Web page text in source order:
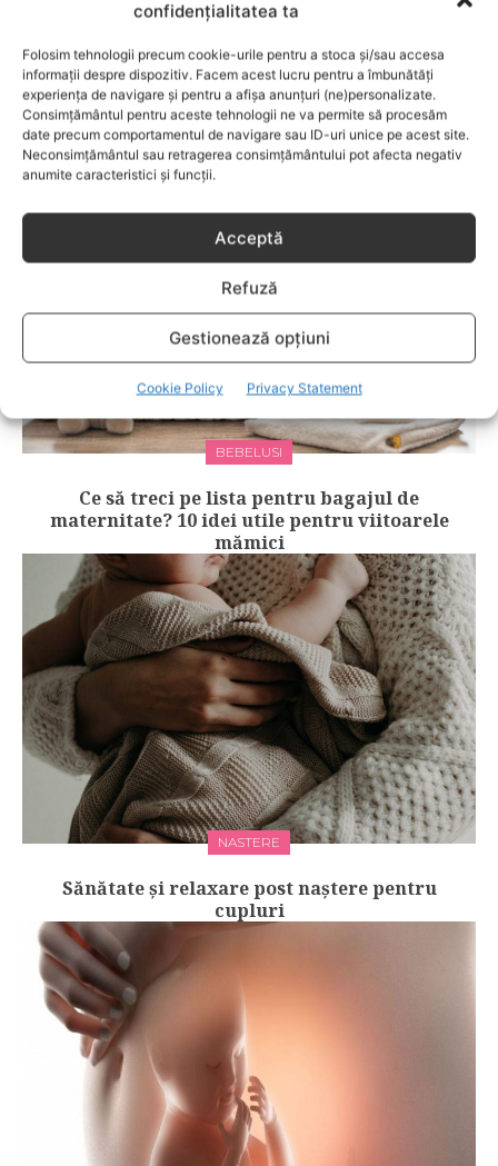
confidențialitatea ta
Folosim tehnologii precum cookie-urile pentru a stoca și/sau accesa
informații despre dispozitiv. Facem acest lucru pentru a îmbunătăți
experiența de navigare și pentru a afișa anunțuri (ne)personalizate.
Consimțământul pentru aceste tehnologii ne va permite să procesăm
date precum comportamentul de navigare sau ID-uri unice pe acest site.
Neconsimțământul sau retragerea consimțământului pot afecta negativ
anumite caracteristici și funcții.
Acceptă
Refuză
Gestionează opțiuni
Cookie Policy Privacy Statement
copiilor, cât şi pe cea a părinţilor.
RELATED POSTS
BEBELUSI
Ce să treci pe lista pentru bagajul de
maternitate? 10 idei utile pentru viitoarele
mămici
NASTERE
Sănătate și relaxare post naștere pentru
cupluri